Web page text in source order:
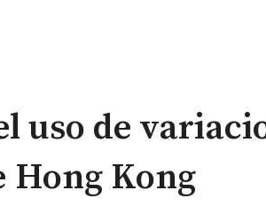
uso de
Hong Kong